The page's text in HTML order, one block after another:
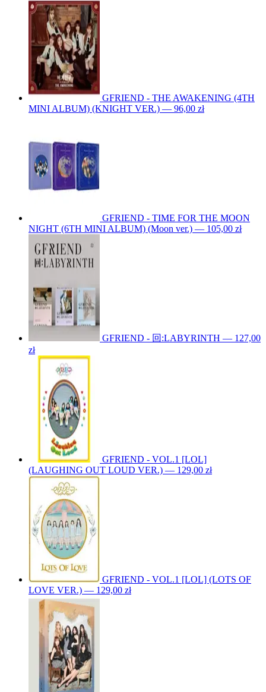
GFRIEND - THE AWAKENING (4TH
MINI ALBUM) (KNIGHT VER.) — 96,00 zł
GFRIEND - TIME FOR THE MOON
NIGHT (6TH MINI ALBUM) (Moon ver.) — 105,00 zł
GFRIEND - 回:LABYRINTH — 127,00
zł
GFRIEND - VOL.1 [LOL]
(LAUGHING OUT LOUD VER.) — 129,00 zł
GFRIEND - VOL.1 [LOL] (LOTS OF
LOVE VER.) — 129,00 zł